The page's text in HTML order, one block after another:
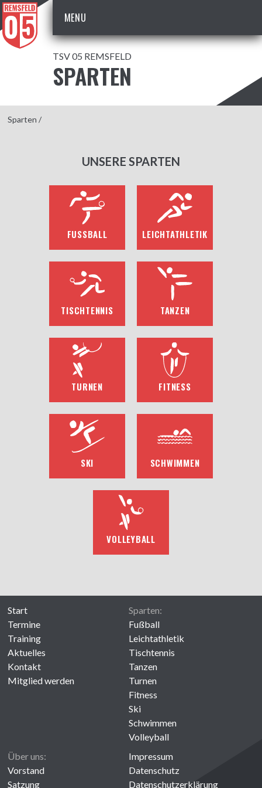
MENU
TSV 05 REMSFELD
SPARTEN
Sparten /
UNSERE SPARTEN
FUSSBALL LEICHTATHLETIK
TISCHTENNIS TANZEN
TURNEN FITNESS
SKI SCHWIMMEN
VOLLEYBALL
Start
Termine
Training
Aktuelles
Kontakt
Mitglied werden
Sparten:
Fußball
Leichtathletik
Tischtennis
Tanzen
Turnen
Fitness
Ski
Schwimmen
Volleyball
Über uns:
Vorstand
Satzung
Impressum
Datenschutz
Datenschutzerklärung